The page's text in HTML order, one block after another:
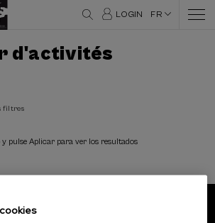
LOGIN FR
d'activités
filtres
pulse Aplicar para ver los resultados